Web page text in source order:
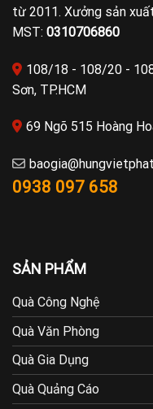
từ 2011. Xưởng sản
MST: 0310706860
108/18 - 108/20 -
Sơn, TP.HCM
69 Ngõ 515 Hoàng
0938 097 658
SẢN PHẨM
Quà Công Nghệ
Quà Văn Phòng
Quà Gia Dụng
Quà Quảng Cáo